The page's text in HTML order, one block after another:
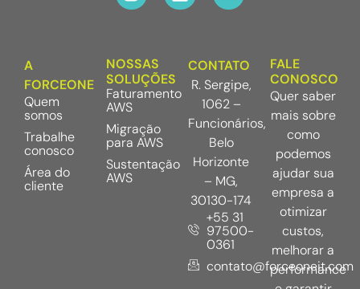
A
FORCEONE
Quem
somos
Trabalhe
conosco
Área do
cliente
NOSSAS
SOLUÇÕES
Faturamento
AWS
Migração
para AWS
Sustentação
AWS
CONTATO
R. Sergipe,
1062 –
Funcionários,
Belo
Horizonte
– MG,
30130-174
+55 31
97500-
0361
contato@forceoneit.com
FALE
CONOSCO
Quer saber
mais sobre
como
podemos
ajudar sua
empresa a
otimizar
custos,
melhorar a
performance